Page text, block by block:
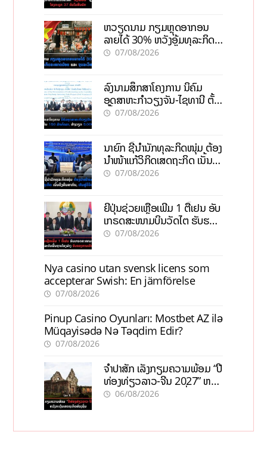
ຫວຽດນາມ ກຽມຫຼຸດອາກອນ
ລາຍໄດ້ 30% ຫວັງອູ້ມທຸລະກິດ
ຂະໜາດນ້ອຍ ແລະ ຈຸນລະ
07/08/2026
ລົງນາມສຶກສາໂຄງການ ນິຄົມ
ອຸດສາຫະກຳວຽງຈັນ-ໄຊທານີ ຕັ້ງ
ເປົ້າດຶງທຶນ 150 ລ້ານໂດລາ, ສ້າງ
07/08/2026
ນາຍົກ ຊີ້ນຳນັກທຸລະກິດໜຸ່ມ ຕ້ອງ
ນຳໜ້າແກ້ວິກິດເສດຖະກິດ ເນັ້ນດຶງ
ທຶນສາກົນ, ຫັນສູ່ດິຈິຕອນ
07/08/2026
ຍີ່ປຸ່ນຊ່ວຍເຫຼືອເພີ່ມ 1 ຕື້ເຢນ ອັບ
ເກຣດສະໜາມບິນວັດໄຕ ຮັບຮອງ
ການເຕີບໂຕ
07/08/2026
Nya casino utan svensk licens som
accepterar Swish: En jämförelse
07/08/2026
Pinup Casino Oyunları: Mostbet AZ ilə
Müqayisədə Nə Təqdim Edir?
07/08/2026
ຈຳປາສັກ ເລັ່ງກຽມຄວາມພ້ອມ “ປີ
ທ່ອງທ່ຽວລາວ-ຈີນ 2027” ຫວັງ
ກະຕຸ້ນເສດຖະກິດທ້ອງຖິ່ນ
06/08/2026